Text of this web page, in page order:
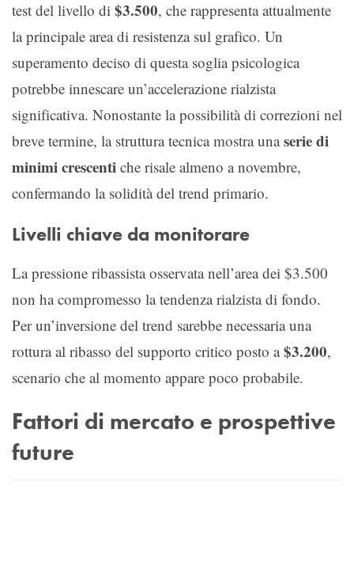
test del livello di $3.500, che rappresenta attualmente
la principale area di resistenza sul grafico. Un
superamento deciso di questa soglia psicologica
potrebbe innescare un’accelerazione rialzista
significativa. Nonostante la possibilità di correzioni nel
breve termine, la struttura tecnica mostra unaserie di
minimi crescenti che risale almeno a novembre,
confermando la solidità del trend primario.
Livelli chiave da monitorare
La pressione ribassista osservata nell’area dei $3.500
non ha compromesso la tendenza rialzista di fondo.
Per un’inversione del trend sarebbe necessaria una
rottura al ribasso del supporto critico posto a$3.200,
scenario che al momento appare poco probabile.
Fattori di mercato e prospettive
future